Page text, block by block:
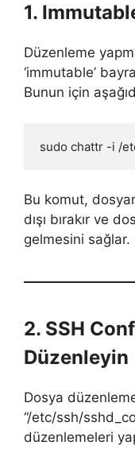
1.
Düzenleme
‘immutable’
Bunun için
sudo chattr -i /
Bu komut,
dışı bırakır ve
gelmesini sağlar.
2. SSH
Düzenleyin
Dosya
“/etc/ssh/
düzenlemeleri